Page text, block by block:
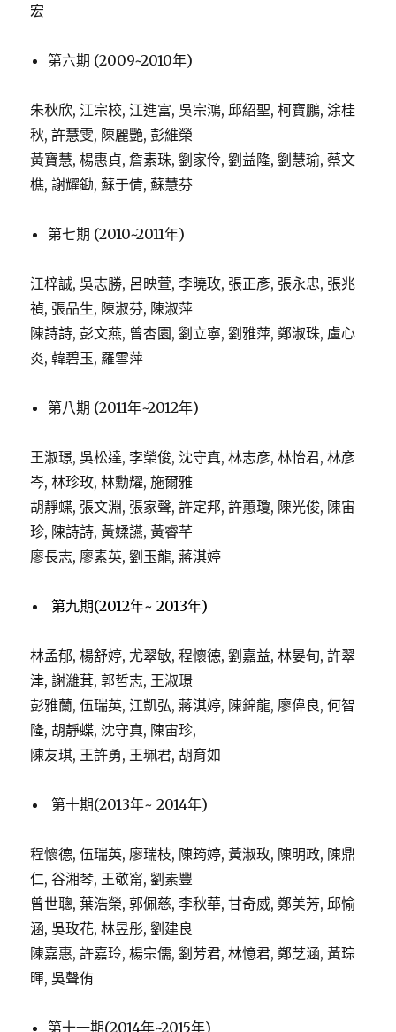
宏
第六期 (2009~2010年)
朱秋欣, 江宗校, 江進富, 吳宗鴻, 邱紹聖, 柯寶鵬, 涂桂
秋, 許慧雯, 陳麗艷, 彭維榮
黃寶慧, 楊惠貞, 詹素珠, 劉家伶, 劉益隆, 劉慧瑜, 蔡文
樵, 謝耀鋤, 蘇于倩, 蘇慧芬
第七期 (2010~2011年)
江梓誠, 吳志勝, 呂映萱, 李曉玫, 張正彥, 張永忠, 張兆
禎, 張品生, 陳淑芬, 陳淑萍
陳詩詩, 彭文燕, 曾杏園, 劉立寧, 劉雅萍, 鄭淑珠, 盧心
炎, 韓碧玉, 羅雪萍
第八期 (2011年~2012年)
王淑璟, 吳松達, 李榮俊, 沈守真, 林志彥, 林怡君, 林彥
岑, 林珍玫, 林勳耀, 施爾雅
胡靜蝶, 張文淵, 張家聲, 許定邦, 許蕙瓊, 陳光俊, 陳宙
珍, 陳詩詩, 黃媃讌, 黃睿芊
廖長志, 廖素英, 劉玉龍, 蔣淇婷
第九期(2012年~ 2013年)
林孟郁, 楊舒婷, 尤翠敏, 程懷德, 劉嘉益, 林晏旬, 許翠
津, 謝濰萁, 郭哲志, 王淑璟
彭雅蘭, 伍瑞英, 江凱弘, 蔣淇婷, 陳錦龍, 廖偉良, 何智
隆, 胡靜蝶, 沈守真, 陳宙珍,
陳友琪, 王許勇, 王珮君, 胡育如
第十期(2013年~ 2014年)
程懷德, 伍瑞英, 廖瑞枝, 陳筠婷, 黃淑玫, 陳明政, 陳鼎
仁, 谷湘琴, 王敬甯, 劉素豐
曾世聰, 葉浩榮, 郭佩慈, 李秋華, 甘奇威, 鄭美芳, 邱愉
涵, 吳玫花, 林昱彤, 劉建良
陳嘉惠, 許嘉玲, 楊宗儒, 劉芳君, 林憶君, 鄭芝涵, 黃琮
暉, 吳聲侑
第十一期(2014年~2015年)